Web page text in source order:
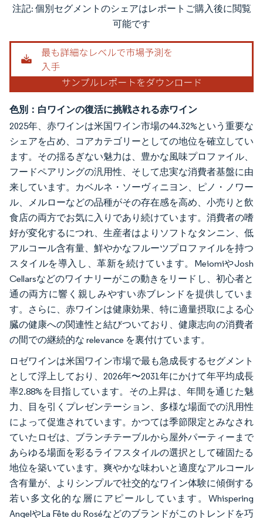
画像 © Mordor Intelligence。再利用にはCC BY 4.0の表示が必要です。
注記: 個別セグメントのシェアはレポートご購入後に閲覧
可能です
色別：白ワインの復活に挑戦される赤ワイン
2025年、赤ワインは米国ワイン市場の44.32%という重要な
シェアを占め、コアカテゴリーとしての地位を確立してい
ます。その揺るぎない魅力は、豊かな風味プロファイル、
フードペアリングの汎用性、そして忠実な消費者基盤に由
来しています。カベルネ・ソーヴィニヨン、ピノ・ノワー
ル、メルローなどの品種がその存在感を高め、小売りと飲
食店の両方でお気に入りであり続けています。消費者の嗜
好が変化するにつれ、生産者はよりソフトなタンニン、低
アルコール含有量、鮮やかなフルーツプロファイルを持つ
スタイルを導入し、革新を続けています。MeiomiやJosh
Cellarsなどのワイナリーがこの動きをリードし、初心者と
通の両方に響く親しみやすい赤ブレンドを提供していま
す。さらに、赤ワインは健康効果、特に適量摂取による心
臓の健康への関連性と結びついており、健康志向の消費者
の間での継続的な relevance を裏付けています。
ロゼワインは米国ワイン市場で最も急成長するセグメント
として浮上しており、2026年〜2031年にかけて年平均成長
率2.88%を目指しています。その上昇は、年間を通じた魅
力、目を引くプレゼンテーション、多様な場面での汎用性
によって促進されています。かつては季節限定とみなされ
ていたロゼは、ブランチテーブルから屋外パーティーまで
あらゆる場面を彩るライフスタイルの選択として確固たる
地位を築いています。爽やかな味わいと適度なアルコール
含有量が、よりシンプルで社交的なワイン体験に傾倒する
若い多文化的な層にアピールしています。Whispering
AngelやLa Fête du Roséなどのブランドがこのトレンドを巧